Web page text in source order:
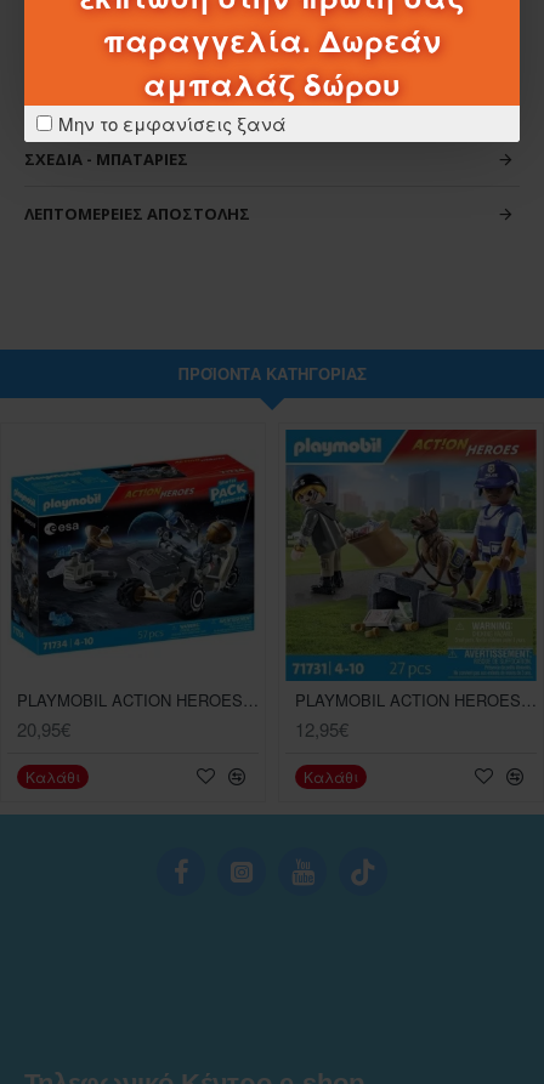
παραγγελία. Δωρεάν
αμπαλάζ δώρου
Μην το εμφανίσεις ξανά
ΧΑΡΑΚΤΗΡΙΣΤΙΚΆ
ΣΧΈΔΙΑ - ΜΠΑΤΑΡΊΕΣ
ΛΕΠΤΟΜΈΡΕΙΕΣ ΑΠΟΣΤΟΛΉΣ
ΠΡΟΪΌΝΤΑ ΚΑΤΗΓΟΡΊΑΣ
PLAYMOBIL ACTION HEROES STARTER PACK ΑΠΟΣΤΟΛΗ ΣΤΟ ΔΙΑΣΤΗΜΑ
20,95€
Καλάθι
PLAYMOBIL ACTION HEROES ΑΣΤΥΝΟΜΙΚΗ ΕΡΕΥΝΑ ΚΛΟΠΙΜΑΙΩΝ
12,95€
Καλάθι